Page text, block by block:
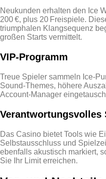
Neukunden erhalten den Ice
200 €, plus 20 Freispiele.
triumphalen Klangsequenz
großen Starts vermittelt.
VIP‑Programm
Treue Spieler sammeln
Sound‑Themes, höhere
Account‑Manager
Verantwortungsvolles
Das Casino bietet Tools wie
Selbstausschluss und
ebenfalls akustisch markiert,
Sie Ihr Limit erreichen.